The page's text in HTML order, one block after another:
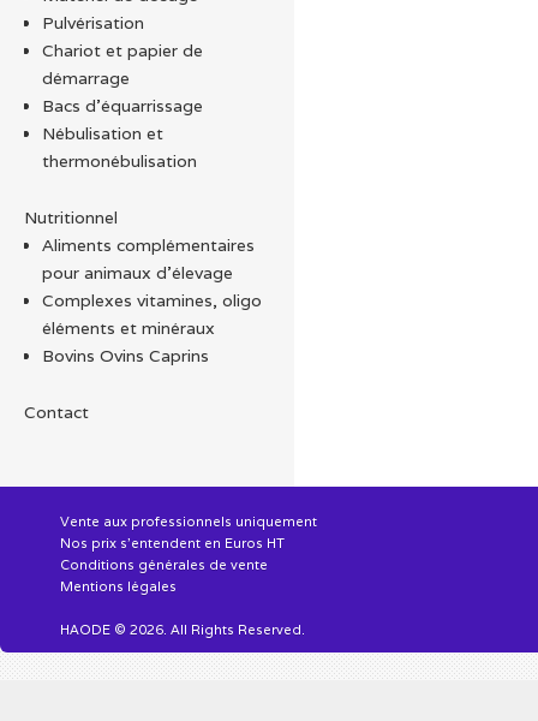
Pulvérisation
Chariot et papier de
démarrage
Bacs d'équarrissage
Nébulisation et
thermonébulisation
Nutritionnel
Aliments complémentaires
pour animaux d'élevage
Complexes vitamines, oligo
éléments et minéraux
Bovins Ovins Caprins
Contact
Vente aux professionnels uniquement
Nos prix s'entendent en Euros HT
Conditions générales de vente
Mentions légales
HAODE © 2026. All Rights Reserved.